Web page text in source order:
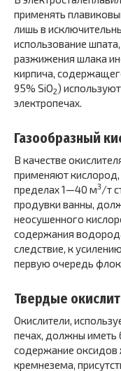
применять
лишь в
использование
разжижения шлака
кирпича,
95% SiO2)
электропечах.
Газообразный
В качестве
применяют кислород,
пределах 1—40 м3/т
продувки ванны,
неосушенного
содержания
следствие, к
первую очередь
Твердые
Окислители,
печах, должны иметь
содержание оксидов
кремнезема,